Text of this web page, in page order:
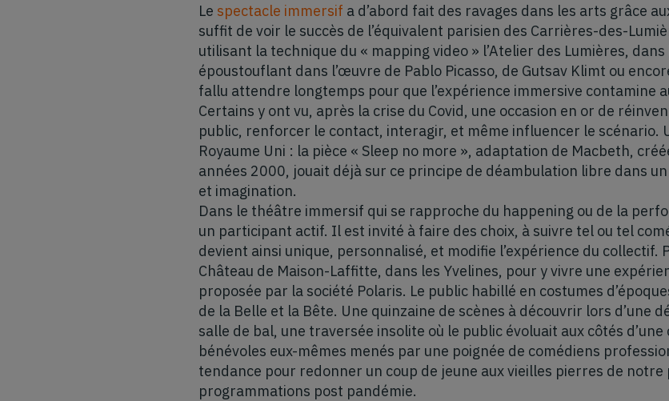
Le spectacle immersif a d’abord fait des ravages dans les arts grâce
suffit de voir le succès de l’équivalent parisien des Carrières-des-
utilisant la technique du « mapping video » l’Atelier des Lumières,
époustouflant dans l’œuvre de Pablo Picasso, de Gutsav Klimt ou
fallu attendre longtemps pour que l’expérience immersive contamine
Certains y ont vu, après la crise du Covid, une occasion en or de
public, renforcer le contact, interagir, et même influencer le scénario.
Royaume Uni : la pièce « Sleep no more », adaptation de Macbeth,
années 2000, jouait déjà sur ce principe de déambulation libre dans
et imagination.
Dans le théâtre immersif qui se rapproche du happening ou de la
un participant actif. Il est invité à faire des choix, à suivre tel ou tel
devient ainsi unique, personnalisé, et modifie l’expérience du collectif.
Château de Maison-Laffitte, dans les Yvelines, pour y vivre une
proposée par la société Polaris. Le public habillé en costumes
de la Belle et la Bête. Une quinzaine de scènes à découvrir lors d’une
salle de bal, une traversée insolite où le public évoluait aux côtés
bénévoles eux-mêmes menés par une poignée de comédiens
tendance pour redonner un coup de jeune aux vieilles pierres de
programmations post pandémie.